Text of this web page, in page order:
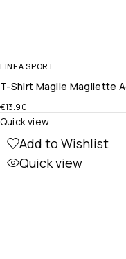
LINEA SPORT
T-Shirt Maglie Magliette
€13.90
Add to Wishlist
Quick view
Quick view